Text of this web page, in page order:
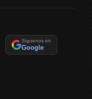
Síguenos en
Google